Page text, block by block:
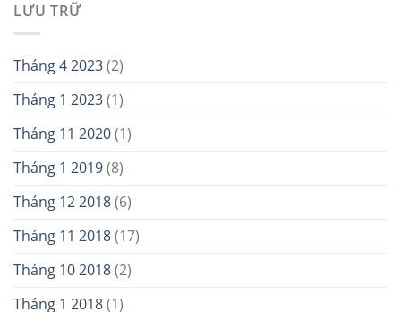
LƯU TRỮ
Tháng 4 2023(2)
Tháng 1 2023(1)
Tháng 11 2020(1)
Tháng 1 2019(8)
Tháng 12 2018(6)
Tháng 11 2018(17)
Tháng 10 2018(2)
Tháng 1 2018(1)